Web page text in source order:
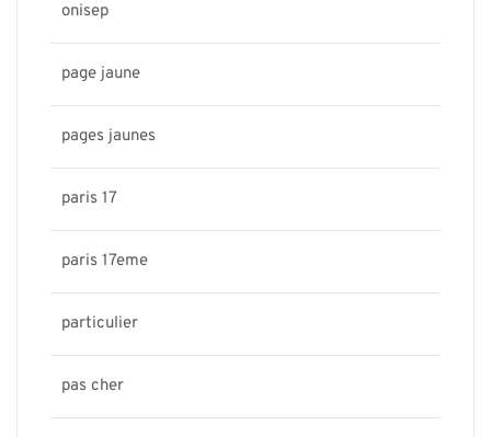
onisep
page jaune
pages jaunes
paris 17
paris 17eme
particulier
pas cher